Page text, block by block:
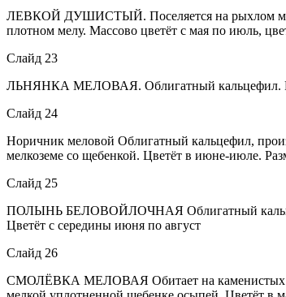
ЛЕВКОЙ ДУШИСТЫЙ. Поселяется на рыхлом мелу,
плотном мелу. Массово цветёт с мая по июль,
Слайд 23
ЛЬНЯНКА МЕЛОВАЯ. Облигатный кальцефил.
Слайд 24
Норичник меловой Облигатный кальцефил,
мелкоземе со щебенкой. Цветёт в июне-июле.
Слайд 25
ПОЛЫНЬ БЕЛОВОЙЛОЧНАЯ Облигатный
Цветёт с середины июня по август
Слайд 26
СМОЛЁВКА МЕЛОВАЯ Обитает на каменистых